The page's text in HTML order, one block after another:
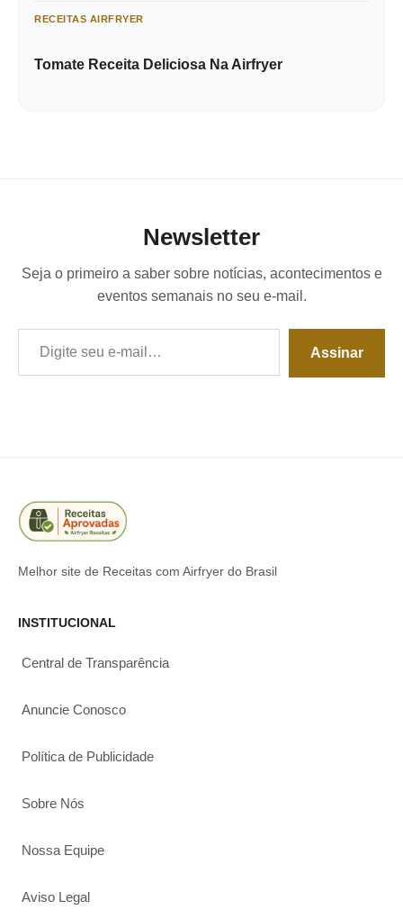
RECEITAS AIRFRYER
Tomate Receita Deliciosa Na Airfryer
Newsletter
Seja o primeiro a saber sobre notícias, acontecimentos e
eventos semanais no seu e-mail.
Digite seu e-mail…
Assinar
Melhor site de Receitas com Airfryer do Brasil
INSTITUCIONAL
Central de Transparência
Anuncie Conosco
Política de Publicidade
Sobre Nós
Nossa Equipe
Aviso Legal